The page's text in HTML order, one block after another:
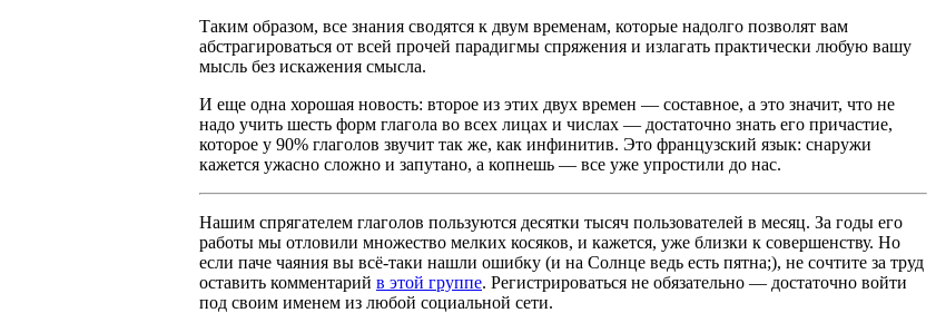
Таким образом, все знания сводятся к двум временам, которые надолго позволят вам
абстрагироваться от всей прочей парадигмы спряжения и излагать практически любую вашу
мысль без искажения смысла.
И еще одна хорошая новость: второе из этих двух времен — составное, а это значит, что не
надо учить шесть форм глагола во всех лицах и числах — достаточно знать его причастие,
которое у 90% глаголов звучит так же, как инфинитив. Это французский язык: снаружи
кажется ужасно сложно и запутано, а копнешь — все уже упростили до нас.
Нашим спрягателем глаголов пользуются десятки тысяч пользователей в месяц. За годы его
работы мы отловили множество мелких косяков, и кажется, уже близки к совершенству. Но
если паче чаяния вы всё-таки нашли ошибку (и на Солнце ведь есть пятна;), не сочтите за труд
оставить комментарий в этой группе. Регистрироваться не обязательно — достаточно войти
под своим именем из любой социальной сети.